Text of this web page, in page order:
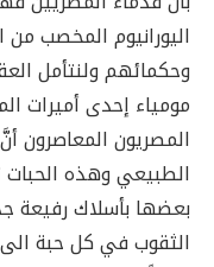
اليورانيوم المخصب
وحكمائهم ولنتأمل
مومياء إحدى أميرات
المصريون المعاصرون
الطبيعي وهذه الحبات
بعضها بأسلاك
الثقوب في كل حبة